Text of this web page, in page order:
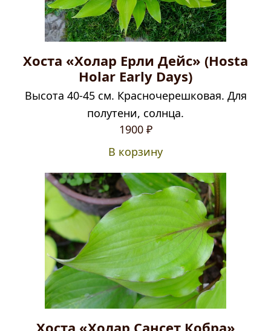
Хоста «Холар Ерли Дейс» (Hosta
Holar Early Days)
Высота 40-45 см. Красночерешковая. Для
полутени, солнца.
1900 ₽
В корзину
Хоста «Холар Сансет Кобра»